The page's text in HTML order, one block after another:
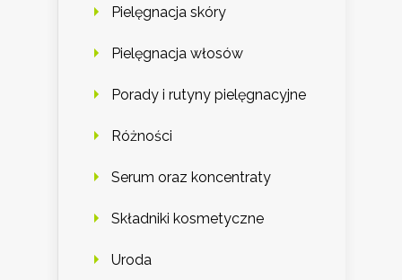
Pielęgnacja skóry
Pielęgnacja włosów
Porady i rutyny pielęgnacyjne
Różności
Serum oraz koncentraty
Składniki kosmetyczne
Uroda